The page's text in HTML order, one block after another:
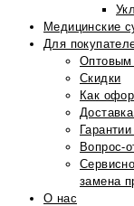
Медицинские
Для
Оптовым
Скидки
Как
Вопрос-
замена
О нас